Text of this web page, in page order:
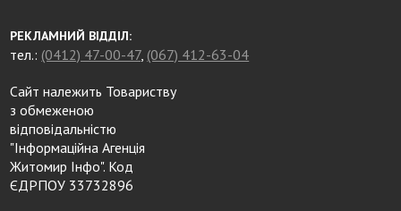
РЕКЛАМНИЙ ВІДДІЛ:
тел.: (0412) 47-00-47, (067) 412-63-04
Сайт належить Товариству
з обмеженою
відповідальністю
"Інформаційна Агенція
Житомир Інфо". Код
ЄДРПОУ 33732896